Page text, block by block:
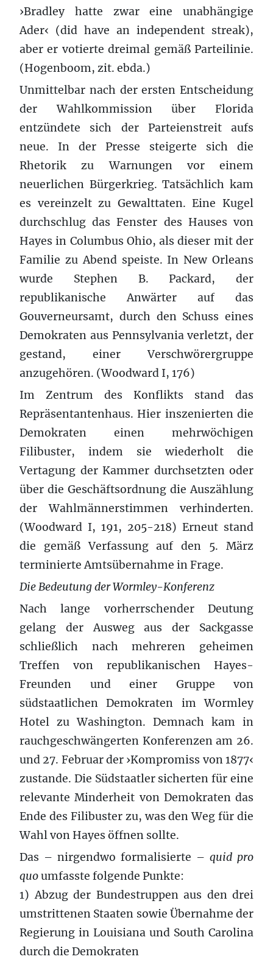
›Bradley hatte zwar eine unabhängige
Ader‹ (did have an independent streak),
aber er votierte dreimal gemäß Parteilinie.
(Hogenboom, zit. ebda.)
Unmittelbar nach der ersten Entscheidung
der Wahlkommission über Florida
entzündete sich der Parteienstreit aufs
neue. In der Presse steigerte sich die
Rhetorik zu Warnungen vor einem
neuerlichen Bürgerkrieg. Tatsächlich kam
es vereinzelt zu Gewalttaten. Eine Kugel
durchschlug das Fenster des Hauses von
Hayes in Columbus Ohio, als dieser mit der
Familie zu Abend speiste. In New Orleans
wurde Stephen B. Packard, der
republikanische Anwärter auf das
Gouverneursamt, durch den Schuss eines
Demokraten aus Pennsylvania verletzt, der
gestand, einer Verschwörergruppe
anzugehören. (Woodward I, 176)
Im Zentrum des Konflikts stand das
Repräsentantenhaus. Hier inszenierten die
Demokraten einen mehrwöchigen
Filibuster, indem sie wiederholt die
Vertagung der Kammer durchsetzten oder
über die Geschäftsordnung die Auszählung
der Wahlmännerstimmen verhinderten.
(Woodward I, 191, 205-218) Erneut stand
die gemäß Verfassung auf den 5. März
terminierte Amtsübernahme in Frage.
Die Bedeutung der Wormley-Konferenz
Nach lange vorherrschender Deutung
gelang der Ausweg aus der Sackgasse
schließlich nach mehreren geheimen
Treffen von republikanischen Hayes-
Freunden und einer Gruppe von
südstaatlichen Demokraten im Wormley
Hotel zu Washington. Demnach kam in
rauchgeschwängerten Konferenzen am 26.
und 27. Februar der ›Kompromiss von 1877‹
zustande. Die Südstaatler sicherten für eine
relevante Minderheit von Demokraten das
Ende des Filibuster zu, was den Weg für die
Wahl von Hayes öffnen sollte.
Das – nirgendwo formalisierte – quid pro
quoumfasste folgende Punkte:
1) Abzug der Bundestruppen aus den drei
umstrittenen Staaten sowie Übernahme der
Regierung in Louisiana und South Carolina
durch die Demokraten